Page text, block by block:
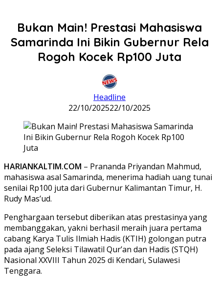
Bukan Main! Prestasi Mahasiswa
Samarinda Ini Bikin Gubernur Rela
Rogoh Kocek Rp100 Juta
Headline
22/10/202522/10/2025
HARIANKALTIM.COM – Prananda Priyandan Mahmud,
mahasiswa asal Samarinda, menerima hadiah uang tunai
senilai Rp100 juta dari Gubernur Kalimantan Timur, H.
Rudy Mas’ud.
Penghargaan tersebut diberikan atas prestasinya yang
membanggakan, yakni berhasil meraih juara pertama
cabang Karya Tulis Ilmiah Hadis (KTIH) golongan putra
pada ajang Seleksi Tilawatil Qur’an dan Hadis (STQH)
Nasional XXVIII Tahun 2025 di Kendari, Sulawesi
Tenggara.